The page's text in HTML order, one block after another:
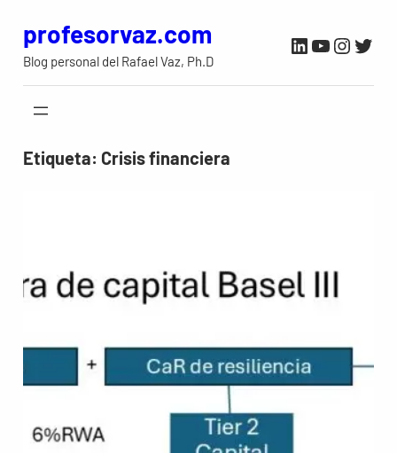
contenido
profesorvaz.com
Blog personal del Rafael Vaz, Ph.D
LinkedIn
YouTube
Etiqueta: Crisis financiera